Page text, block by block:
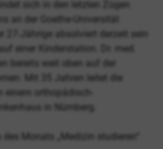
sich in den letzten Zügen
an der Goethe-Universität
27-Jährige absolviert derzeit sein
einer Kinderstation. Dr. med.
bereits weit oben auf der
Mit 35 Jahren leitet die
einem orthopädisch-
in Nürnberg.
des Monats „Medizin studieren“